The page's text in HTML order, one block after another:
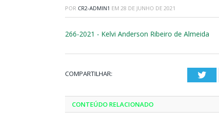
POR CR2-ADMIN1 EM 28 DE JUNHO DE 2021
266-2021 - Kelvi Anderson Ribeiro de Almeida
COMPARTILHAR:
CONTEÚDO RELACIONADO